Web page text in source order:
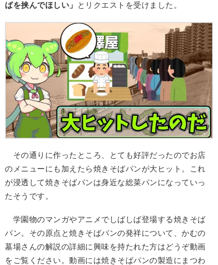
ばを挟んでほしい」
とリクエストを受けました。
その通りに作ったところ、とても好評だったのでお店
のメニューにも加えたら焼きそばパンが大ヒット。これ
が浸透して焼きそばパンは身近な総菜パンになっていっ
たそうです。
学園物のマンガやアニメでしばしば登場する焼きそば
パン。その原点と焼きそばパンの発祥について、かむの
墓場さんの解説の詳細に興味を持たれた方はどうぞ動画
をご覧ください。動画には焼きそばパンの製造にまつわ